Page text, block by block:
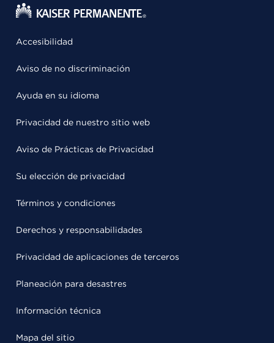
Accesibilidad
Aviso de no discriminación
Ayuda en su idioma
Privacidad de nuestro sitio web
Aviso de Prácticas de Privacidad
Su elección de privacidad
Términos y condiciones
Derechos y responsabilidades
Privacidad de aplicaciones de terceros
Planeación para desastres
Información técnica
Mapa del sitio